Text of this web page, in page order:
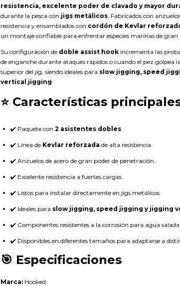
resistencia, excelente poder de clavado y mayor
durante la pesca con jigs metálicos . Fabricados con
resistencia y ensamblados con cordón de Kevlar
un montaje confiable para enfrentar especies marinas de gran
Su configuración de doble assist hook incrementa las
de enganche durante ataques rápidos o cuando el pez golpea
superior del jig, siendo ideales para slow jigging, speed
vertical jigging
⭐ Características
✔️ Paquete con 2 asistentes dobles
✔️ Línea de Kevlar reforzada de alta resistencia.
✔️ Anzuelos de acero de gran poder de penetración.
✔️ Excelente resistencia a fuertes cargas.
✔️ Listos para instalar directamente en jigs metálicos.
✔️ Ideales para slow jigging, speed jigging y jigging
✔️ Componentes resistentes a la corrosión para agua salada.
✔️ Disponibles en diferentes tamaños para adaptarse a
🎯 Especificaciones
Marca: Hooked